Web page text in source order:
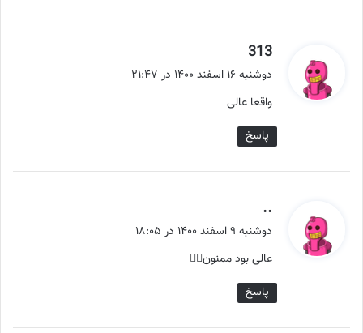
313
ف
:
دوشنبه ۱۶ اسفند ۱۴۰۰ در ۲۱:۴۷
واقعا عالی
پاسخ
..
ف
:
دوشنبه ۹ اسفند ۱۴۰۰ در ۱۸:۰۵
عالی بود ممنون✋🏻
پاسخ